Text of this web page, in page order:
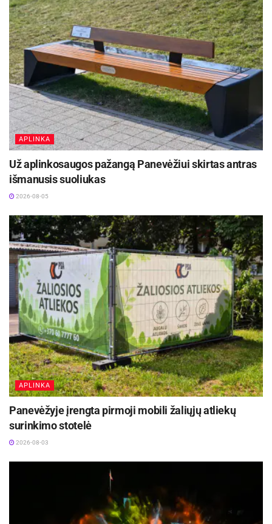
Šaltinis: Lietuvos policija
APLINKA
Už aplinkosaugos pažangą Panevėžiui skirtas antras
išmanusis suoliukas
2026-08-05
APLINKA
Panevėžyje įrengta pirmoji mobili žaliųjų atliekų
surinkimo stotelė
2026-08-03